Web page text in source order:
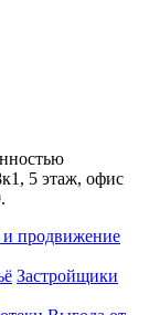
5 этаж, офис
продвижение
Застройщики